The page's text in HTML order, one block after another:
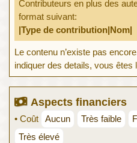
Contributeurs en plus des
format suivant:
|Type de contribution|Nom|
Le contenu n’existe pas
indiquer des details, vous êtes
Aspects financiers
• Coût Aucun Très faible
Très élevé